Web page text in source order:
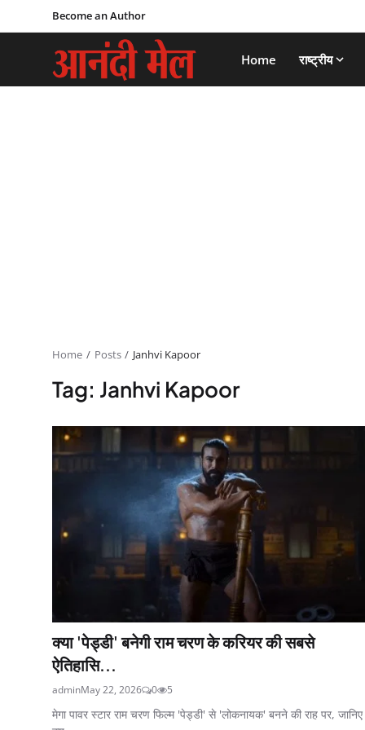
Become an Author
Home राष्ट्रीय
Home Posts Janhvi Kapoor
Tag: Janhvi Kapoor
क्या 'पेड्डी' बनेगी राम चरण के करियर की सबसे
ऐतिहासि...
adminMay 22, 2026 0 5
मेगा पावर स्टार राम चरण फिल्म 'पेड्डी' से 'लोकनायक' बनने की राह पर, जानिए